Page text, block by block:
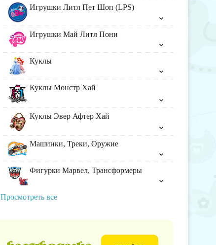
Игрушки Литл Пет Шоп (LPS)
Игрушки Май Литл Пони
Куклы
Куклы Монстр Хай
Куклы Эвер Афтер Хай
Машинки, Треки, Оружие
Фигурки Марвел, Трансформеры
Просмотреть все